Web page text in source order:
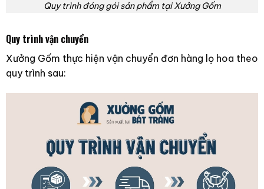
Quy trình đóng gói sản phẩm tại Xưởng Gốm
Quy trình vận chuyển
Xưởng Gốm thực hiện vận chuyển đơn hàng lọ hoa theo
quy trình sau: